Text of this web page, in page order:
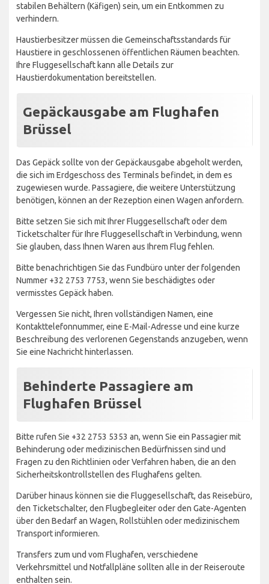
stabilen Behältern (Käfigen) sein, um ein Entkommen zu
verhindern.
Haustierbesitzer müssen die Gemeinschaftsstandards für
Haustiere in geschlossenen öffentlichen Räumen beachten.
Ihre Fluggesellschaft kann alle Details zur
Haustierdokumentation bereitstellen.
Gepäckausgabe am Flughafen
Brüssel
Das Gepäck sollte von der Gepäckausgabe abgeholt werden,
die sich im Erdgeschoss des Terminals befindet, in dem es
zugewiesen wurde. Passagiere, die weitere Unterstützung
benötigen, können an der Rezeption einen Wagen anfordern.
Bitte setzen Sie sich mit Ihrer Fluggesellschaft oder dem
Ticketschalter für Ihre Fluggesellschaft in Verbindung, wenn
Sie glauben, dass Ihnen Waren aus Ihrem Flug fehlen.
Bitte benachrichtigen Sie das Fundbüro unter der folgenden
Nummer +32 2753 7753, wenn Sie beschädigtes oder
vermisstes Gepäck haben.
Vergessen Sie nicht, Ihren vollständigen Namen, eine
Kontakttelefonnummer, eine E-Mail-Adresse und eine kurze
Beschreibung des verlorenen Gegenstands anzugeben, wenn
Sie eine Nachricht hinterlassen.
Behinderte Passagiere am
Flughafen Brüssel
Bitte rufen Sie +32 2753 5353 an, wenn Sie ein Passagier mit
Behinderung oder medizinischen Bedürfnissen sind und
Fragen zu den Richtlinien oder Verfahren haben, die an den
Sicherheitskontrollstellen des Flughafens gelten.
Darüber hinaus können sie die Fluggesellschaft, das Reisebüro,
den Ticketschalter, den Flugbegleiter oder den Gate-Agenten
über den Bedarf an Wagen, Rollstühlen oder medizinischem
Transport informieren.
Transfers zum und vom Flughafen, verschiedene
Verkehrsmittel und Notfallpläne sollten alle in der Reiseroute
enthalten sein.